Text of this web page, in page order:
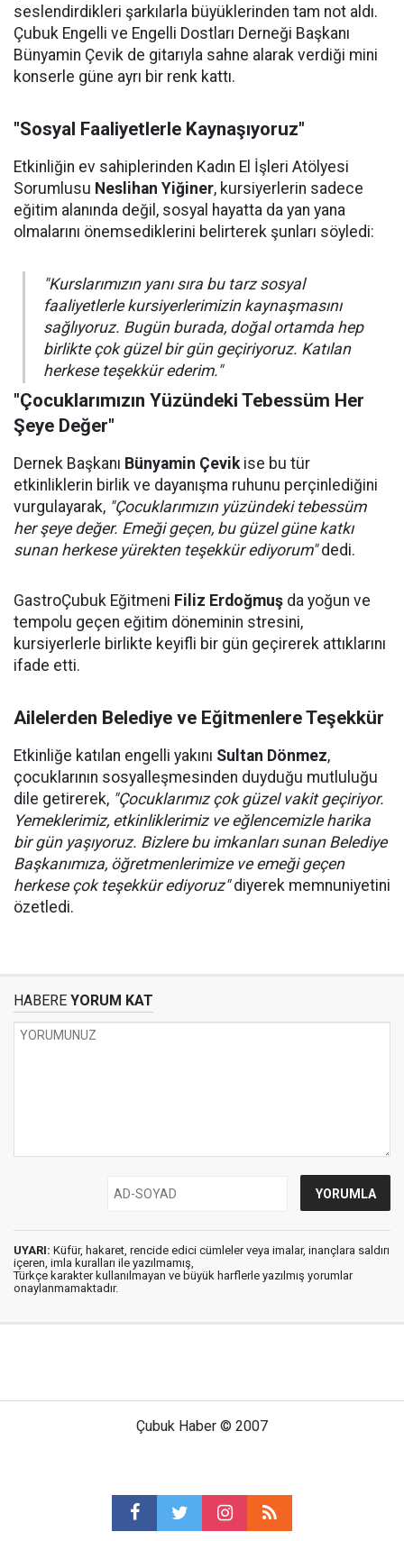
seslendirdikleri şarkılarla büyüklerinden tam not aldı.
Çubuk Engelli ve Engelli Dostları Derneği Başkanı
Bünyamin Çevik de gitarıyla sahne alarak verdiği mini
konserle güne ayrı bir renk kattı.
"Sosyal Faaliyetlerle Kaynaşıyoruz"
Etkinliğin ev sahiplerinden Kadın El İşleri Atölyesi
Sorumlusu Neslihan Yiğiner, kursiyerlerin sadece
eğitim alanında değil, sosyal hayatta da yan yana
olmalarını önemsediklerini belirterek şunları söyledi:
"Kurslarımızın yanı sıra bu tarz sosyal
faaliyetlerle kursiyerlerimizin kaynaşmasını
sağlıyoruz. Bugün burada, doğal ortamda hep
birlikte çok güzel bir gün geçiriyoruz. Katılan
herkese teşekkür ederim."
"Çocuklarımızın Yüzündeki Tebessüm Her
Şeye Değer"
Dernek Başkanı Bünyamin Çevikise bu tür
etkinliklerin birlik ve dayanışma ruhunu perçinlediğini
vurgulayarak, "Çocuklarımızın yüzündeki tebessüm
her şeye değer. Emeği geçen, bu güzel güne katkı
sunan herkese yürekten teşekkür ediyorum"dedi.
GastroÇubuk Eğitmeni Filiz Erdoğmuş da yoğun ve
tempolu geçen eğitim döneminin stresini,
kursiyerlerle birlikte keyifli bir gün geçirerek attıklarını
ifade etti.
Ailelerden Belediye ve Eğitmenlere Teşekkür
Etkinliğe katılan engelli yakını Sultan Dönmez,
çocuklarının sosyalleşmesinden duyduğu mutluluğu
dile getirerek, "Çocuklarımız çok güzel vakit geçiriyor.
Yemeklerimiz, etkinliklerimiz ve eğlencemizle harika
bir gün yaşıyoruz. Bizlere bu imkanları sunan Belediye
Başkanımıza, öğretmenlerimize ve emeği geçen
herkese çok teşekkür ediyoruz"diyerek memnuniyetini
özetledi.
HABERE YORUM KAT
UYARI: Küfür, hakaret, rencide edici cümleler veya imalar, inançlara saldırı
içeren, imla kuralları ile yazılmamış,
Türkçe karakter kullanılmayan ve büyük harflerle yazılmış yorumlar
onaylanmamaktadır.
Çubuk Haber © 2007